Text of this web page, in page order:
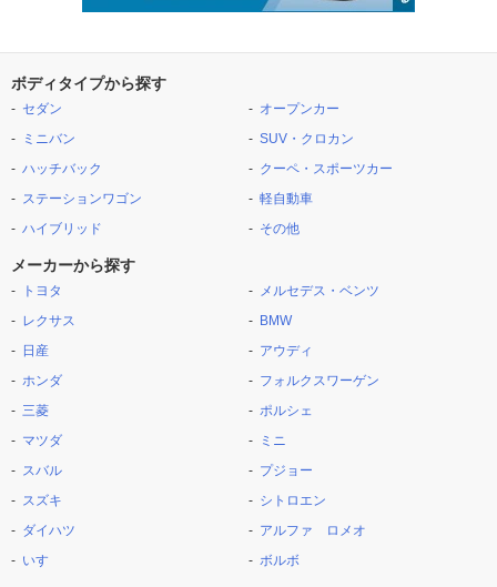
ボディタイプから探す
セダン
ミニバン
ハッチバック
ステーションワゴン
ハイブリッド
オープンカー
SUV・クロカン
クーペ・スポーツカー
軽自動車
その他
メーカーから探す
トヨタ
レクサス
日産
ホンダ
三菱
マツダ
スバル
スズキ
ダイハツ
いすゞ
メルセデス・ベンツ
BMW
アウディ
フォルクスワーゲン
ポルシェ
ミニ
プジョー
シトロエン
アルファ ロメオ
ボルボ